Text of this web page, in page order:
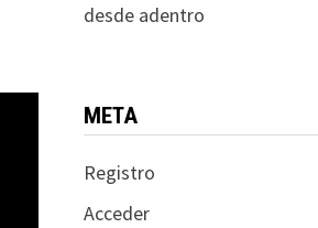
desde adentro
META
Registro
Acceder